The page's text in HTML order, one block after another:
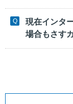
現在インタ
場合もさす